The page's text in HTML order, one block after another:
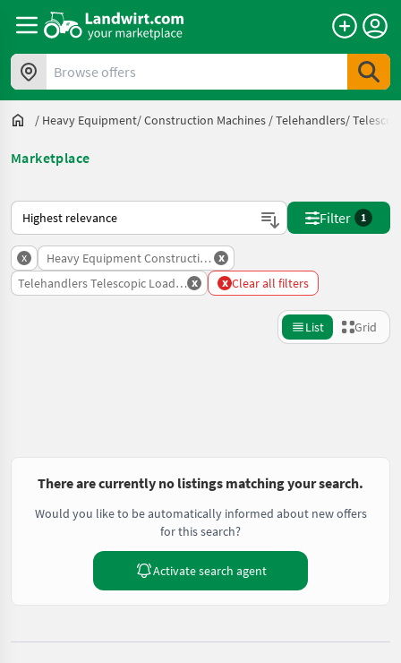
Browse offers
/ Heavy Equipment/ Construction Machines /Telehandlers/
Marketplace
This is how sorting works on Landwirt.com
Filter 1
x Heavy Equipment Construction Machines
x
Telehandlers Telescopic Loadersx x Clear all filters
List Grid
There are currently no listings matching your search.
Would you like to be automatically informed about new offers
for this search?
Activate search agent